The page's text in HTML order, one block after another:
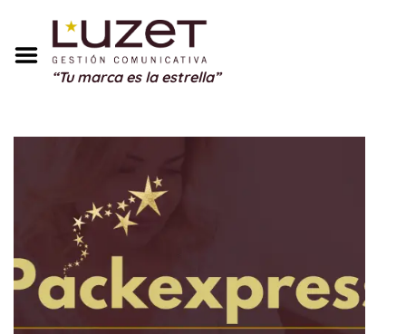
“Tu marca es la estrella”
Inicio
Sobre Mí
Portfolio
Testimonios
Regalos
Contacto